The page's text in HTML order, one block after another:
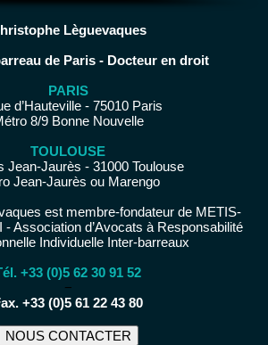
Lèguevaques
de Paris - Docteur en droit
PARIS
d’Hauteville - 75010 Paris
8/9 Bonne Nouvelle
TOULOUSE
Jean-Jaurès - 31000 Toulouse
Jean-Jaurès ou Marengo
est membre-fondateur de METIS-
- Association d’Avocats à Responsabilité
Individuelle Inter-barreaux
+33 (0)5 62 30 91 52
−
+33 (0)5 61 22 43 80
NOUS CONTACTER